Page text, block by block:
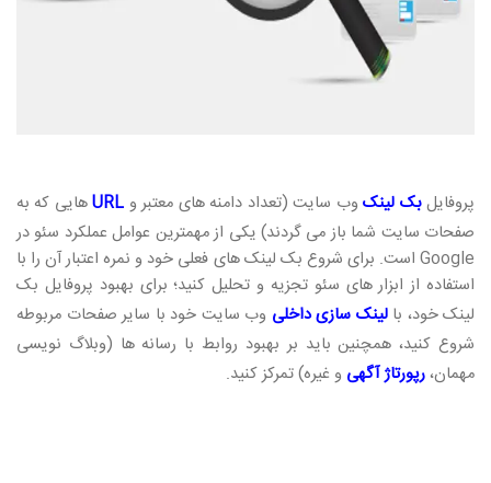
پروفایلبک لینکوب سایت (تعداد دامنه های معتبر و URLهایی که به
صفحات سایت شما باز می گردند) یکی از مهمترین عوامل عملکرد سئو در
Google است. برای شروع بک لینک های فعلی خود و نمره اعتبار آن را با
استفاده از ابزار های سئو تجزیه و تحلیل کنید؛ برای بهبود پروفایل بک
لینک خود، بالینک سازی داخلی وب سایت خود با سایر صفحات مربوطه
شروع کنید، همچنین باید بر بهبود روابط با رسانه ها (وبلاگ نویسی
مهمان،رپورتاژ آگهی و غیره) تمرکز کنید.